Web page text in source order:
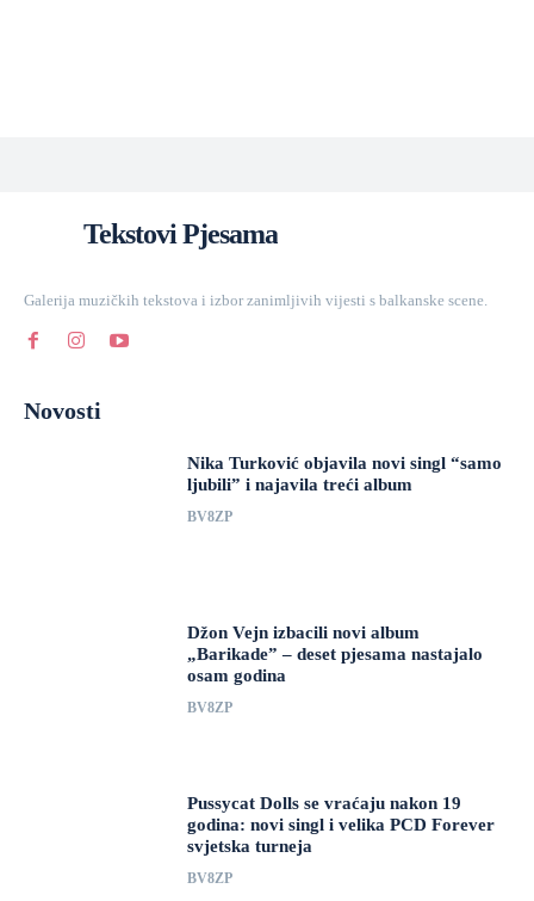
Tekstovi Pjesama
Galerija muzičkih tekstova i izbor zanimljivih vijesti s balkanske scene.
Novosti
Nika Turković objavila novi singl “samo
ljubili” i najavila treći album
BV8ZP
Džon Vejn izbacili novi album
„Barikade” – deset pjesama nastajalo
osam godina
BV8ZP
Pussycat Dolls se vraćaju nakon 19
godina: novi singl i velika PCD Forever
svjetska turneja
BV8ZP